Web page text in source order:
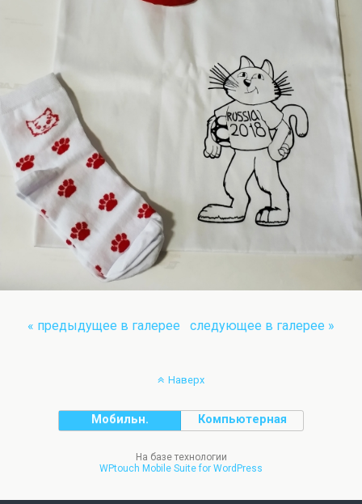
« предыдущее в галерее следующее в галерее »
Наверх
Мобильн. Компьютерная
На базе технологии
WPtouch Mobile Suite for WordPress